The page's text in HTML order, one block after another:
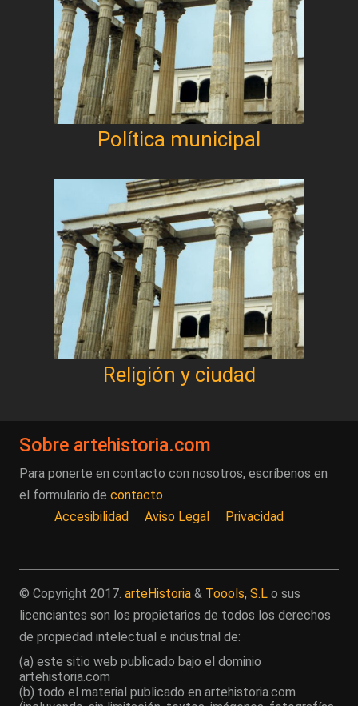
Política municipal
Religión y ciudad
Sobre artehistoria.com
Para ponerte en contacto con nosotros, escríbenos en
el formulario de contacto
Accesibilidad
Aviso Legal Privacidad
© Copyright 2017. arteHistoria & Toools, S.L o sus
licenciantes son los propietarios de todos los derechos
de propiedad intelectual e industrial de:
(a) este sitio web publicado bajo el dominio
artehistoria.com
(b) todo el material publicado en artehistoria.com